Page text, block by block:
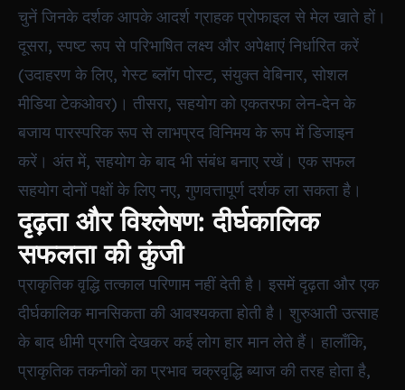
चुनें जिनके दर्शक आपके आदर्श ग्राहक प्रोफाइल से मेल खाते हों।
दूसरा, स्पष्ट रूप से परिभाषित लक्ष्य और अपेक्षाएं निर्धारित करें
(उदाहरण के लिए, गेस्ट ब्लॉग पोस्ट, संयुक्त वेबिनार, सोशल
मीडिया टेकओवर)। तीसरा, सहयोग को एकतरफा लेन-देन के
बजाय पारस्परिक रूप से लाभप्रद विनिमय के रूप में डिजाइन
करें। अंत में, सहयोग के बाद भी संबंध बनाए रखें। एक सफल
सहयोग दोनों पक्षों के लिए नए, गुणवत्तापूर्ण दर्शक ला सकता है।
दृढ़ता और विश्लेषण: दीर्घकालिक
सफलता की कुंजी
प्राकृतिक वृद्धि तत्काल परिणाम नहीं देती है। इसमें दृढ़ता और एक
दीर्घकालिक मानसिकता की आवश्यकता होती है। शुरुआती उत्साह
के बाद धीमी प्रगति देखकर कई लोग हार मान लेते हैं। हालाँकि,
प्राकृतिक तकनीकों का प्रभाव चक्रवृद्धि ब्याज की तरह होता है,